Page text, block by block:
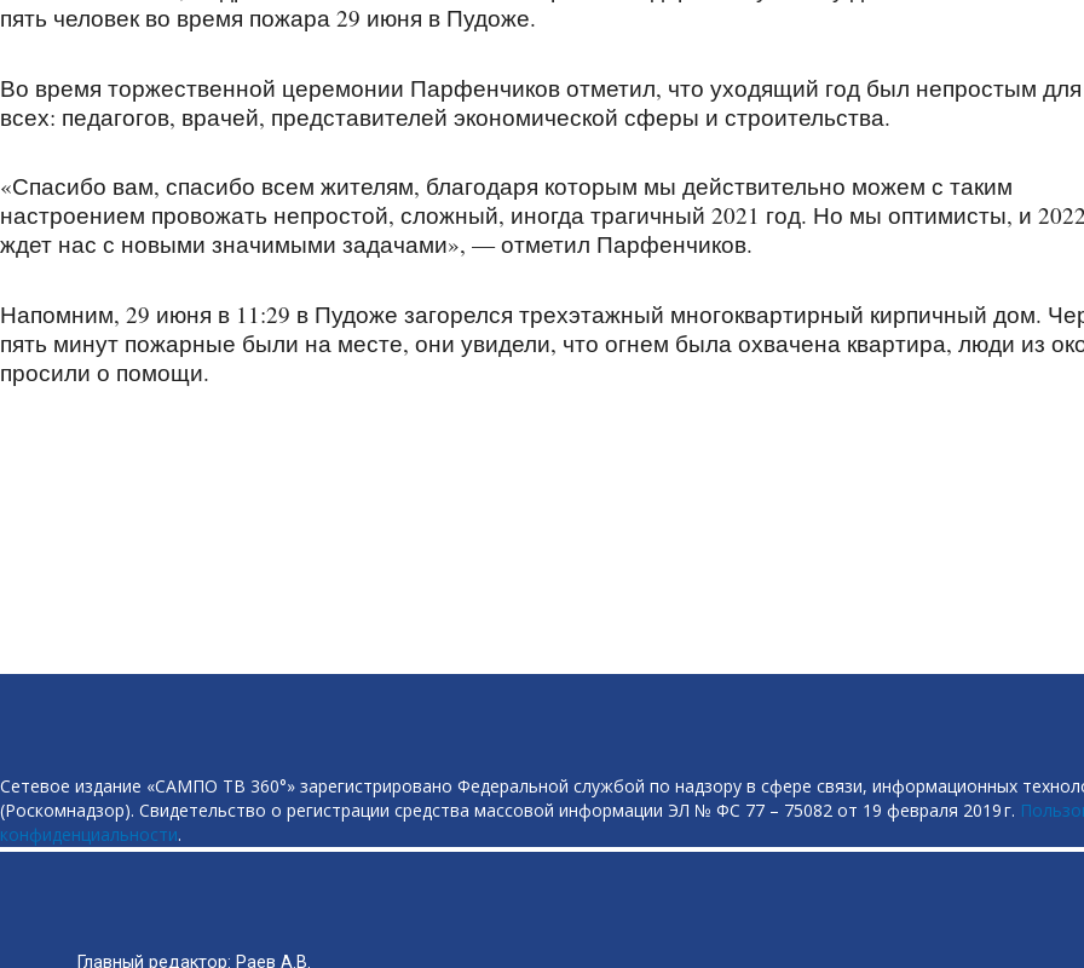
пять человек во время пожара 29 июня в Пудоже.
Во время торжественной церемонии Парфенчиков отметил, что уходящий год был непростым для
всех: педагогов, врачей, представителей экономической сферы и строительства.
«Спасибо вам, спасибо всем жителям, благодаря которым мы действительно можем с таким
настроением провожать непростой, сложный, иногда трагичный 2021 год. Но мы оптимисты, и
ждет нас с новыми значимыми задачами», — отметил Парфенчиков.
Напомним, 29 июня в 11:29 в Пудоже загорелся трехэтажный многоквартирный кирпичный дом.
пять минут пожарные были на месте, они увидели, что огнем была охвачена квартира, люди из
просили о помощи.
Сетевое издание «САМПО ТВ 360°» зарегистрировано Федеральной службой по надзору в сфере связи, информационных
(Роскомнадзор). Свидетельство о регистрации средства массовой информации ЭЛ № ФС 77 – 75082 от 19 февраля 2019 г.
конфиденциальности.
Главный редактор: Раев А.В.